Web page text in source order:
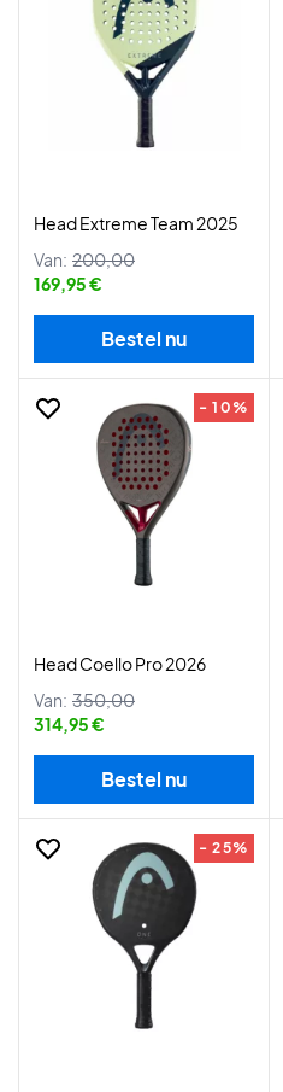
Head Extreme Team 2025
Van: 200,00
169,95 €
Bestel nu
- 10%
Head Coello Pro 2026
Van: 350,00
314,95 €
Bestel nu
- 25%